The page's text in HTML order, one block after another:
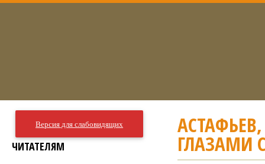
ГЛАЗАМИ
Версия для слабовидящих
ЧИТАТЕЛЯМ